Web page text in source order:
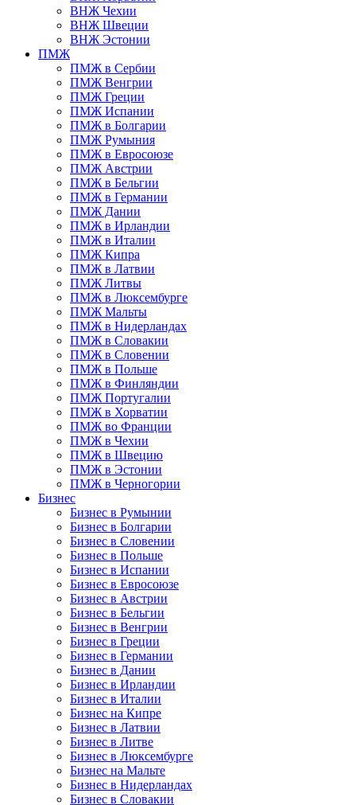
ВНЖ Чехии
ВНЖ Швеции
ВНЖ Эстонии
ПМЖ
ПМЖ в Сербии
ПМЖ Венгрии
ПМЖ Греции
ПМЖ Испании
ПМЖ в Болгарии
ПМЖ Румыния
ПМЖ в Евросоюзе
ПМЖ Австрии
ПМЖ в Бельгии
ПМЖ в Германии
ПМЖ Дании
ПМЖ в Ирландии
ПМЖ в Италии
ПМЖ Кипра
ПМЖ в Латвии
ПМЖ Литвы
ПМЖ в Люксембурге
ПМЖ Мальты
ПМЖ в Нидерландах
ПМЖ в Словакии
ПМЖ в Словении
ПМЖ в Польше
ПМЖ в Финляндии
ПМЖ Португалии
ПМЖ в Хорватии
ПМЖ во Франции
ПМЖ в Чехии
ПМЖ в Швецию
ПМЖ в Эстонии
ПМЖ в Черногории
Бизнес
Бизнес в Румынии
Бизнес в Болгарии
Бизнес в Словении
Бизнес в Польше
Бизнес в Испании
Бизнес в Евросоюзе
Бизнес в Австрии
Бизнес в Бельгии
Бизнес в Венгрии
Бизнес в Греции
Бизнес в Германии
Бизнес в Дании
Бизнес в Ирландии
Бизнес в Италии
Бизнес на Кипре
Бизнес в Латвии
Бизнес в Литве
Бизнес в Люксембурге
Бизнес на Мальте
Бизнес в Нидерландах
Бизнес в Словакии